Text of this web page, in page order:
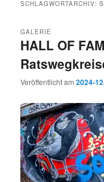
SCHLAGWORTARCHIV:
HALL OF
GALERIE
Veröffentlicht am2024-